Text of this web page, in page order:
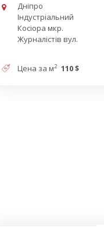
Дніпро
Індустріальний
Косіора мкр.
Журналістів вул.
Цена за м2 110 $